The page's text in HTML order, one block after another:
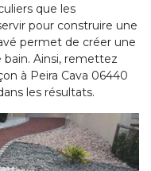
que les
pour construire une
permet de créer une
bain. Ainsi, remettez
à Peira Cava 06440
les résultats.